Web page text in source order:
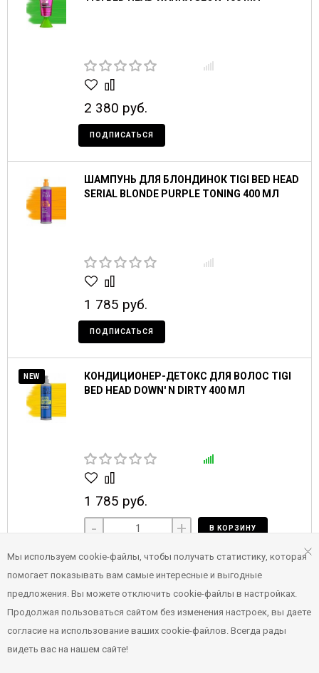
2 380 руб.
ПОДПИСАТЬСЯ
ШАМПУНЬ ДЛЯ БЛОНДИНОК TIGI BED HEAD
SERIAL BLONDE PURPLE TONING 400 МЛ
1 785 руб.
ПОДПИСАТЬСЯ
NEW
КОНДИЦИОНЕР-ДЕТОКС ДЛЯ ВОЛОС TIGI
BED HEAD DOWN' N DIRTY 400 МЛ
1 785 руб.
- + В КОРЗИНУ
NEW
ШАМПУНЬ-ДЕТОКС ДЛЯ ВОЛОС TIGI BED
Мы используем cookie-файлы, чтобы получать статистику, которая
помогает показывать вам самые интересные и выгодные
предложения. Вы можете отключить cookie-файлы в настройках.
Продолжая пользоваться сайтом без изменения настроек, вы даете
согласие на использование ваших cookie-файлов. Всегда рады
видеть вас на нашем сайте!